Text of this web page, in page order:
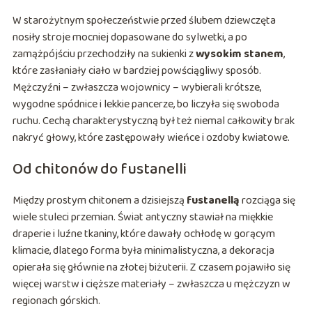
W starożytnym społeczeństwie przed ślubem dziewczęta
nosiły stroje mocniej dopasowane do sylwetki, a po
zamążpójściu przechodziły na sukienki zwysokim stanem,
które zasłaniały ciało w bardziej powściągliwy sposób.
Mężczyźni – zwłaszcza wojownicy – wybierali krótsze,
wygodne spódnice i lekkie pancerze, bo liczyła się swoboda
ruchu. Cechą charakterystyczną był też niemal całkowity brak
nakryć głowy, które zastępowały wieńce i ozdoby kwiatowe.
Od chitonów do fustanelli
Między prostym chitonem a dzisiejszą fustanelląrozciąga się
wiele stuleci przemian. Świat antyczny stawiał na miękkie
draperie i luźne tkaniny, które dawały ochłodę w gorącym
klimacie, dlatego forma była minimalistyczna, a dekoracja
opierała się głównie na złotej biżuterii. Z czasem pojawiło się
więcej warstw i cięższe materiały – zwłaszcza u mężczyzn w
regionach górskich.